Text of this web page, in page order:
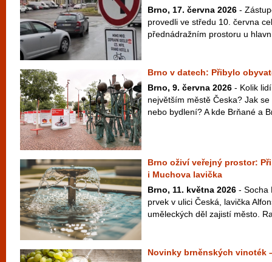
Brno, 17. června 2026 -
provedli ve středu 10. června
přednádražním prostoru u
Brno v datech: Přibylo
Brno, 9. června 2026 - Kolik
největším městě Česka? Jak
nebo bydlení? A kde Brňané a
Brno oživí veřejný prostor:
i Muchova lavička
Brno, 11. května 2026 - Socha
prvek v ulici Česká, lavička
uměleckých děl zajistí město.
Novinky brněnských vinoték